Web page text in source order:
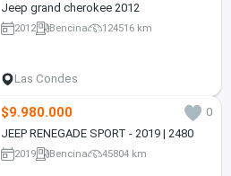
Jeep grand cherokee 2012
2012 Bencina 124516 km
Las Condes
$9.980.000
0
JEEP RENEGADE SPORT - 2019 | 2480
2019 Bencina 45804 km